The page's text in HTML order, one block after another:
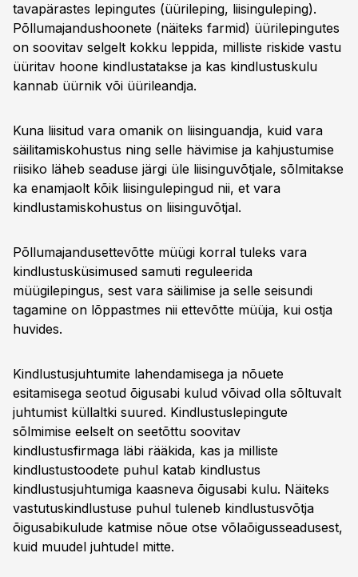
tavapärastes lepingutes (üürileping, liisinguleping).
Põllumajandushoonete (näiteks farmid) üürilepingutes
on soovitav selgelt kokku leppida, milliste riskide vastu
üüritav hoone kindlustatakse ja kas kindlustuskulu
kannab üürnik või üürileandja.
Kuna liisitud vara omanik on liisinguandja, kuid vara
säilitamiskohustus ning selle hävimise ja kahjustumise
riisiko läheb seaduse järgi üle liisinguvõtjale, sõlmitakse
ka enamjaolt kõik liisingulepingud nii, et vara
kindlustamiskohustus on liisinguvõtjal.
Põllumajandusettevõtte müügi korral tuleks vara
kindlustusküsimused samuti reguleerida
müügilepingus, sest vara säilimise ja selle seisundi
tagamine on lõppastmes nii ettevõtte müüja, kui ostja
huvides.
Kindlustusjuhtumite lahendamisega ja nõuete
esitamisega seotud õigusabi kulud võivad olla sõltuvalt
juhtumist küllaltki suured. Kindlustuslepingute
sõlmimise eelselt on seetõttu soovitav
kindlustusfirmaga läbi rääkida, kas ja milliste
kindlustustoodete puhul katab kindlustus
kindlustusjuhtumiga kaasneva õigusabi kulu. Näiteks
vastutuskindlustuse puhul tuleneb kindlustusvõtja
õigusabikulude katmise nõue otse võlaõigusseadusest,
kuid muudel juhtudel mitte.